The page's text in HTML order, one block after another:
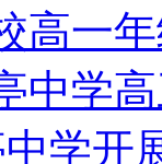
高一
中学
中学开